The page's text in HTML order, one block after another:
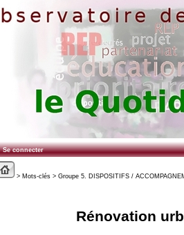
Se connecter
> Mots-clés > Groupe 5. DISPOSITIFS /
Rénovation